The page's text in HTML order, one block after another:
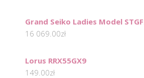
Grand Seiko Ladies Model
16 069.00zł
Lorus RRX55GX9
149.00zł